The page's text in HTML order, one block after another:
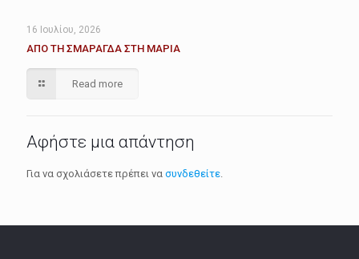
16 Ιουλίου, 2026
ΑΠΟ ΤΗ ΣΜΑΡΑΓΔΑ ΣΤΗ ΜΑΡΙΑ
Read more
Αφήστε μια απάντηση
Για να σχολιάσετε πρέπει να συνδεθείτε.